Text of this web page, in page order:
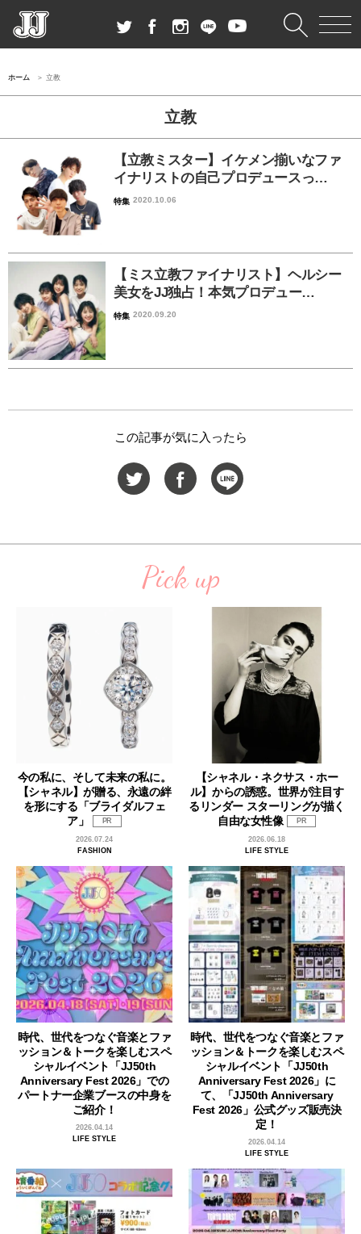
ホーム 立教
立教
【立教ミスター】イケメン揃いなファ
イナリストの自己プロデュースっ…
特集 2020.10.06
【ミス立教ファイナリスト】ヘルシー
美女をJJ独占！本気プロデュー…
特集 2020.09.20
この記事が気に入ったら
Pick up
今の私に、そして未来の私に。
【シャネル】が贈る、永遠の絆
を形にする「ブライダルフェ
ア」
PR
2026.07.24
FASHION
【シャネル・ネクサス・ホー
ル】からの誘惑。世界が注目す
るリンダー スターリングが描く
自由な女性像
PR
2026.06.18
LIFE STYLE
時代、世代をつなぐ音楽とファ
ッション＆トークを楽しむスペ
シャルイベント「JJ50th
Anniversary Fest 2026」での
パートナー企業ブースの中身を
ご紹介！
2026.04.14
LIFE STYLE
時代、世代をつなぐ音楽とファ
ッション＆トークを楽しむスペ
シャルイベント「JJ50th
Anniversary Fest 2026」に
て、「JJ50th Anniversary
Fest 2026」公式グッズ販売決
定！
2026.04.14
LIFE STYLE